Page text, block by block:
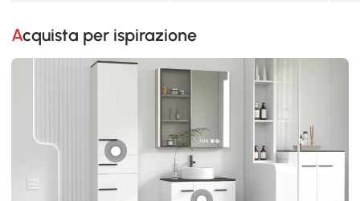
Acquista per ispirazione